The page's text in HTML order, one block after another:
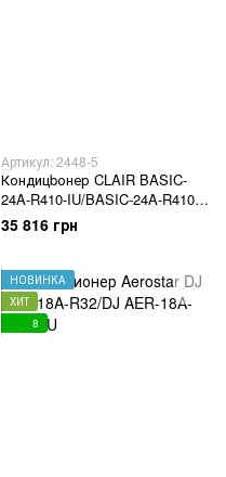
Артикул: 2448-5
Кондицbонер CLAIR BASIC-
24A-R410-IU/BASIC-24A-R410-
OU
35 816 грн
НОВИНКА
ХИТ
8